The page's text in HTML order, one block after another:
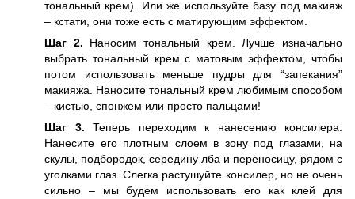
тональный крем). Или же используйте базу под макияж
– кстати, они тоже есть с матирующим эффектом.
Шаг 2. Наносим тональный крем. Лучше изначально
выбрать тональный крем с матовым эффектом, чтобы
потом использовать меньше пудры для “запекания”
макияжа. Наносите тональный крем любимым способом
– кистью, спонжем или просто пальцами!
Шаг 3. Теперь переходим к нанесению консилера.
Нанесите его плотным слоем в зону под глазами, на
скулы, подбородок, середину лба и переносицу, рядом с
уголками глаз. Слегка растушуйте консилер, но не очень
сильно – мы будем использовать его как клей для